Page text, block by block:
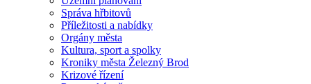
Správa hřbitovů
Příležitosti a nabídky
Orgány města
Kultura, sport a spolky
Kroniky města Železný Brod
Krizové řízení